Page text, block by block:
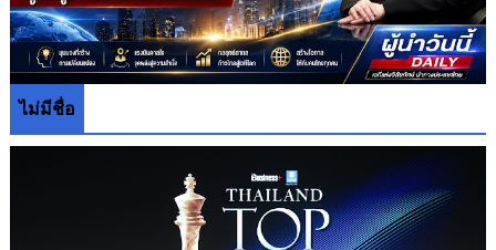
ไม่มีชื่อ